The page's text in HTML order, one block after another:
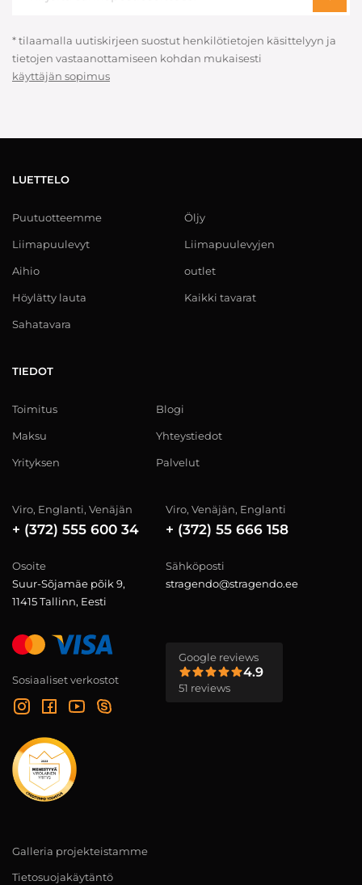
* tilaamalla uutiskirjeen suostut henkilötietojen käsittelyyn ja
tietojen vastaanottamiseen kohdan mukaisesti
käyttäjän sopimus
LUETTELO
Puutuotteemme
Liimapuulevyt
Aihio
Höylätty lauta
Sahatavara
Öljy
Liimapuulevyjen
outlet
Kaikki tavarat
TIEDOT
Toimitus
Maksu
Yrityksen
Blogi
Yhteystiedot
Palvelut
Viro, Englanti, Venäjän
+ (372) 555 600 34
Viro, Venäjän, Englanti
+ (372) 55 666 158
Osoite
Suur-Sõjamäe põik 9,
11415 Tallinn, Eesti
Sähköposti
stragendo@stragendo.ee
Sosiaaliset verkostot
Google reviews
4.9
51 reviews
Galleria projekteistamme
Tietosuojakäytäntö